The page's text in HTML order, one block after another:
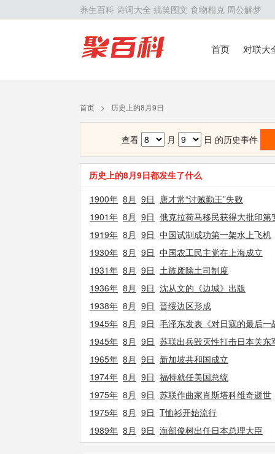
养生百科 诗词大全 搞笑图文 食物相克 周公解梦
首页
对联大
首页 > 历史上的8月9日
查看 月 日 的历史事件
历史上的8月9日都发生了什么
1900年 8月 9日 唐才常“讨贼勤王”失败
1901年 8月 9日 俄克拉荷马移民获得大批印第
1919年 8月 9日 中国试制成功第一架水上飞机
1930年 8月 9日 中国农工民主党在上海成立
1931年 8月 9日 土族废除土司制度
1936年 8月 9日 沈从文的《边城》出版
1938年 8月 9日 晋绥边区形成
1945年 8月 9日 毛泽东发表《对日寇的最后一
1945年 8月 9日 苏联出兵毁灭性打击日本关东
1965年 8月 9日 新加坡共和国成立
1974年 8月 9日 福特就任美国总统
1975年 8月 9日 苏联作曲家肖斯塔科维奇逝世
1975年 8月 9日 T恤衫开始流行
1989年 8月 9日 海部俊树出任日本总理大臣